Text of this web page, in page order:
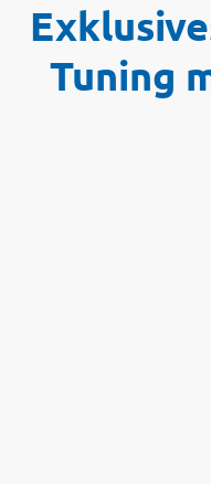
Tuning